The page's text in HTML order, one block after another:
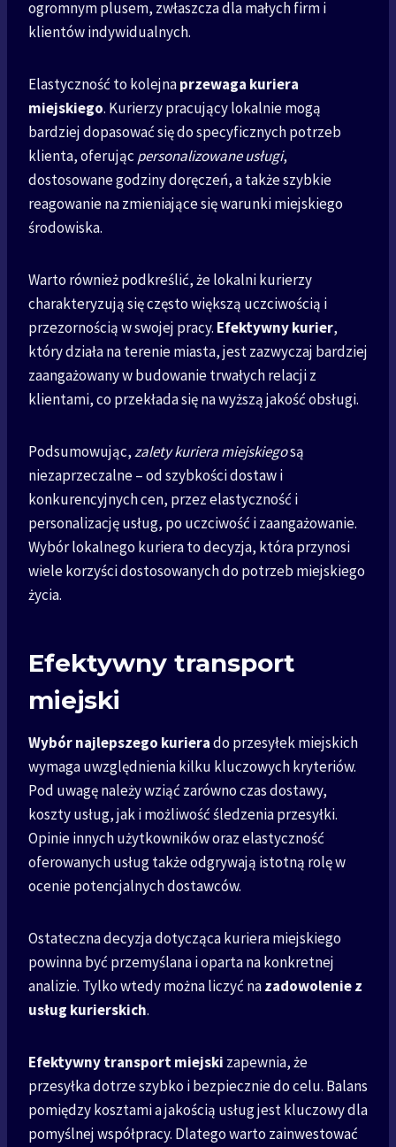
ogromnym plusem, zwłaszcza dla małych firm i
klientów indywidualnych.
Elastyczność to kolejnaprzewaga kuriera
miejskiego. Kurierzy pracujący lokalnie mogą
bardziej dopasować się do specyficznych potrzeb
klienta, oferując personalizowane usługi,
dostosowane godziny doręczeń, a także szybkie
reagowanie na zmieniające się warunki miejskiego
środowiska.
Warto również podkreślić, że lokalni kurierzy
charakteryzują się często większą uczciwością i
przezornością w swojej pracy. Efektywny kurier,
który działa na terenie miasta, jest zazwyczaj bardziej
zaangażowany w budowanie trwałych relacji z
klientami, co przekłada się na wyższą jakość obsługi.
Podsumowując,zalety kuriera miejskiegosą
niezaprzeczalne – od szybkości dostaw i
konkurencyjnych cen, przez elastyczność i
personalizację usług, po uczciwość i zaangażowanie.
Wybór lokalnego kuriera to decyzja, która przynosi
wiele korzyści dostosowanych do potrzeb miejskiego
życia.
Efektywny transport
miejski
Wybór najlepszego kurierado przesyłek miejskich
wymaga uwzględnienia kilku kluczowych kryteriów.
Pod uwagę należy wziąć zarówno czas dostawy,
koszty usług, jak i możliwość śledzenia przesyłki.
Opinie innych użytkowników oraz elastyczność
oferowanych usług także odgrywają istotną rolę w
ocenie potencjalnych dostawców.
Ostateczna decyzja dotycząca kuriera miejskiego
powinna być przemyślana i oparta na konkretnej
analizie. Tylko wtedy można liczyć nazadowolenie z
usług kurierskich.
Efektywny transport miejski zapewnia, że
przesyłka dotrze szybko i bezpiecznie do celu. Balans
pomiędzy kosztami a jakością usług jest kluczowy dla
pomyślnej współpracy. Dlatego warto zainwestować